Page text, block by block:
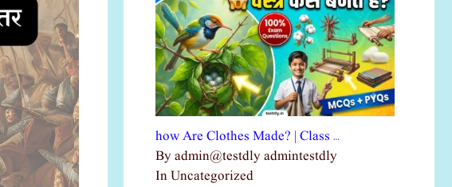
how Are Clothes Made? | Class …
By admin@testdly admintestdly
In Uncategorized